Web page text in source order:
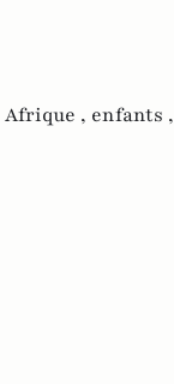
Afrique , enfants ,